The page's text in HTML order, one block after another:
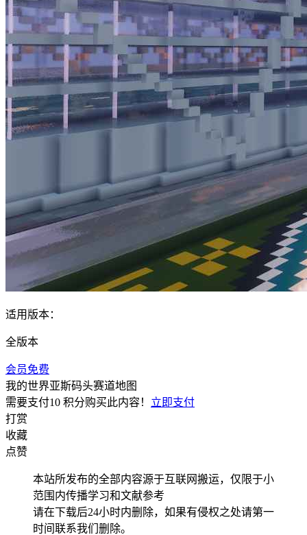
适用版本：
全版本
会员免费
我的世界亚斯码头赛道地图
需要支付10 积分购买此内容！ 立即支付
打赏
收藏
点赞
本站所发布的全部内容源于互联网搬运，仅限于小
范围内传播学习和文献参考
请在下载后24小时内删除，如果有侵权之处请第一
时间联系我们删除。